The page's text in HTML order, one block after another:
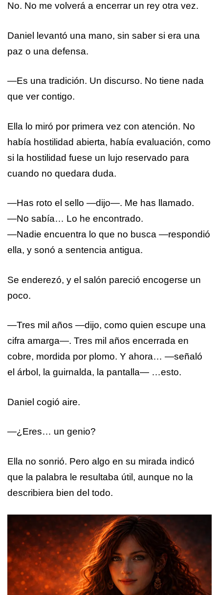
No. No me volverá a encerrar un rey otra vez.
Daniel levantó una mano, sin saber si era una
paz o una defensa.
—Es una tradición. Un discurso. No tiene nada
que ver contigo.
Ella lo miró por primera vez con atención. No
había hostilidad abierta, había evaluación, como
si la hostilidad fuese un lujo reservado para
cuando no quedara duda.
—Has roto el sello —dijo—. Me has llamado.
—No sabía… Lo he encontrado.
—Nadie encuentra lo que no busca —respondió
ella, y sonó a sentencia antigua.
Se enderezó, y el salón pareció encogerse un
poco.
—Tres mil años —dijo, como quien escupe una
cifra amarga—. Tres mil años encerrada en
cobre, mordida por plomo. Y ahora… —señaló
el árbol, la guirnalda, la pantalla— …esto.
Daniel cogió aire.
—¿Eres… un genio?
Ella no sonrió. Pero algo en su mirada indicó
que la palabra le resultaba útil, aunque no la
describiera bien del todo.